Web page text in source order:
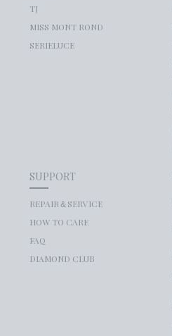
TJ
MISS MONT ROND
SERIELUCE
SUPPORT
REPAIR＆SERVICE
HOW TO CARE
FAQ
DIAMOND CLUB